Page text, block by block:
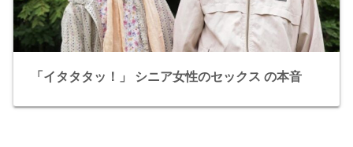
「イタタタッ！」 シニア女性のセックス の本音